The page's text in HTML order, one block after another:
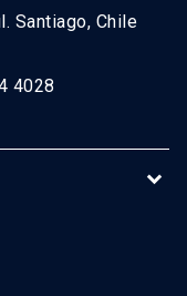
Santiago, Chile
4028